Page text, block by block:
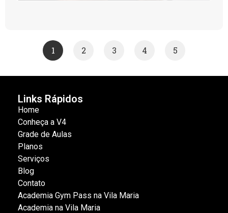
1 2 3 4 5
Links Rápidos
Home
Conheça a V4
Grade de Aulas
Planos
Serviços
Blog
Contato
Academia Gym Pass na Vila Maria
Academia na Vila Maria